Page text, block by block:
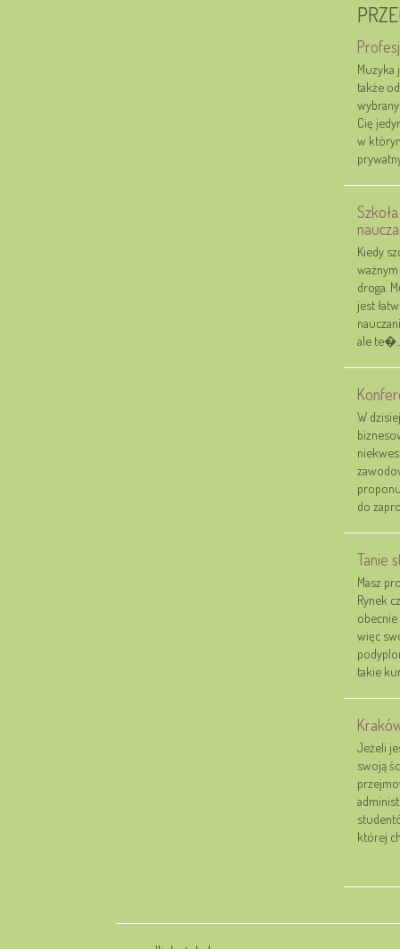
Muzyka
także
Cię
w
Kiedy
droga.
jest
ale
W
do
Tanie
Masz
Rynek
więc
takie
Jeżeli
swoją
której